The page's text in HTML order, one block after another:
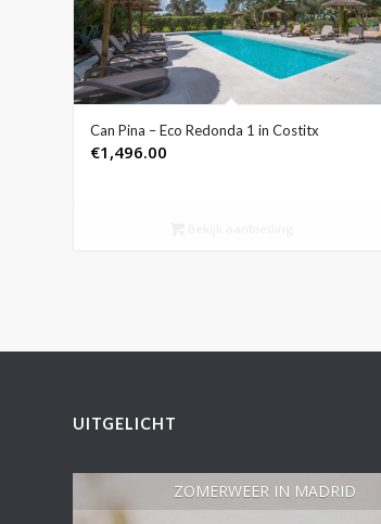
Can Pina – Eco Redonda 1 in Costitx
€1,496.00
UITGELICHT
ZOMERWEER IN MADRID